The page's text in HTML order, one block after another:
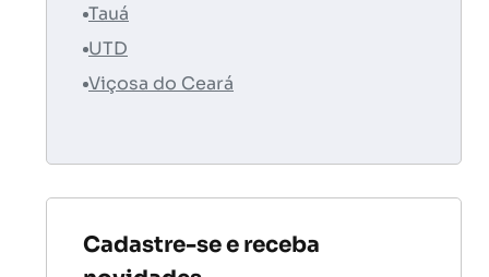
Tauá
UTD
Viçosa do Ceará
Cadastre-se e receba